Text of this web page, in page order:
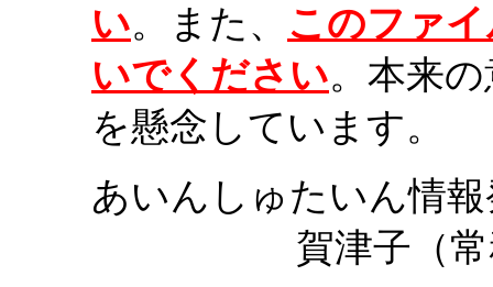
い。また、
このファ
いでください。本来
を懸念しています。
あいんしゅたいん情
賀津子（